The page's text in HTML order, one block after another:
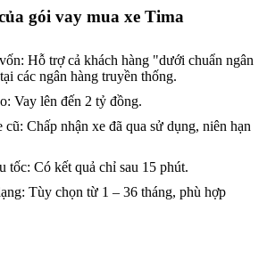
gói vay mua xe Tima
: Hỗ trợ cả khách hàng "dưới chuẩn ngân
các ngân hàng truyền thống.
: Vay lên đến 2 tỷ đồng.
cũ: Chấp nhận xe đã qua sử dụng, niên hạn
tốc: Có kết quả chỉ sau 15 phút.
: Tùy chọn từ 1 – 36 tháng, phù hợp